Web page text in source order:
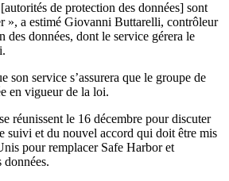
de protection des données] sont
», a estimé Giovanni Buttarelli, contrôleur
des données, dont le service gérera le
son service s’assurera que le groupe de
en vigueur de la loi.
réunissent le 16 décembre pour discuter
suivi et du nouvel accord qui doit être mis
pour remplacer Safe Harbor et
données.